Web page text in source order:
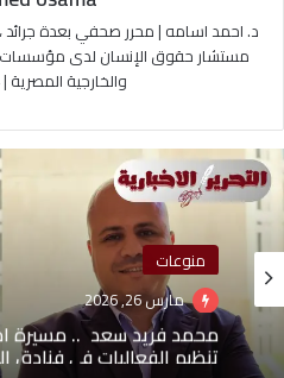
د. احمد اسامه | محرر صحفي بعدة جرائد
مستشار حقوق الإنسان لدى مؤسسات
والخارجية المصرية | 01065964224
منوعات
مارس 26, 2026
محمد فريد سعد .. مسيرة
تنظيم الفعاليات في